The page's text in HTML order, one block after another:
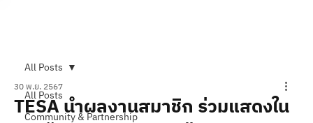
All Posts
Community & Partnership
All Posts
TESA นำผลงานสมาชิก ร่วมแสดงใน
30 พ.ย. 2567